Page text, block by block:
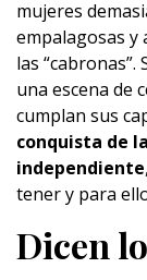
mujeres
empalagosas y
las
una escena de
cumplan sus
conquista de
independiente
tener y para
Dicen